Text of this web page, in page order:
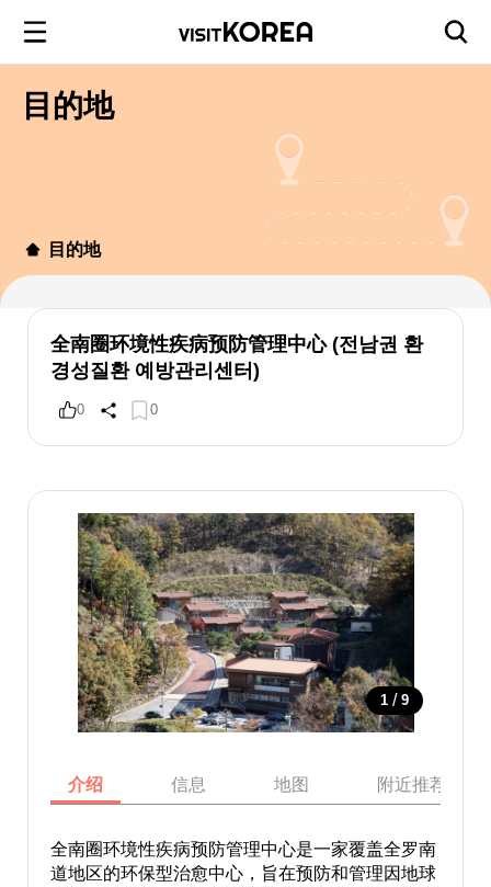
目的地
目的地
全南圈环境性疾病预防管理中心 (전남권 환
경성질환 예방관리센터)
0 0
1 / 9
介绍 信息 地图 附近推荐景点
全南圈环境性疾病预防管理中心是一家覆盖全罗南
道地区的环保型治愈中心，旨在预防和管理因地球